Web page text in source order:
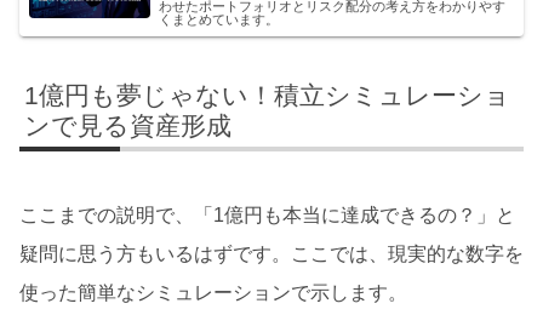
わせたポートフォリオとリスク配分の考え方をわかりやす
くまとめています。
1億円も夢じゃない！積立シミュレーショ
ンで見る資産形成
ここまでの説明で、「1億円も本当に達成できるの？」と
疑問に思う方もいるはずです。ここでは、現実的な数字を
使った簡単なシミュレーションで示します。